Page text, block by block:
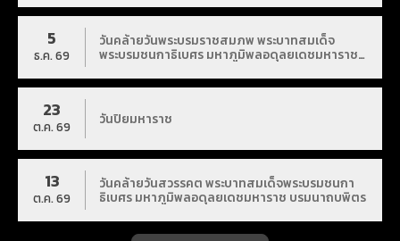
5
ธ.ค. 69
วันคล้ายวันพระบรมราชสมภพ พระบาทสมเด็จ
พระบรมชนกาธิเบศร มหาภูมิพลอดุลยเดชมหาราช
23
ต.ค. 69 วันปิยมหาราช
13
ต.ค. 69
วันคล้ายวันสวรรคต พระบาทสมเด็จพระบรมชนกา
ธิเบศร มหาภูมิพลอดุลยเดชมหาราช บรมนาถบพิตร